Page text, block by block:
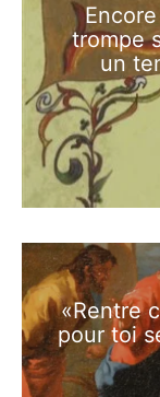
trompe
un
«Rentre
pour toi